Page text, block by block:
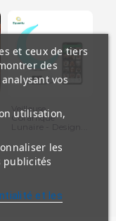
Veilleuse
Coranique
et ceux de tiers
des
vos
utilisation,
les
publicités
et les